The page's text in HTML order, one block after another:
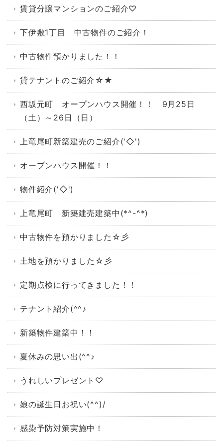
賃貸分譲マンションのご紹介♡
下伊敷1丁目 中古物件のご紹介！
中古物件預かりました！！
貸テナントのご紹介☆★
西坂元町 オープンハウス開催！！ 9月25日
（土）～26日（日）
上竜尾町新築建売のご紹介('◇')ゞ
オープンハウス開催！！
物件紹介('◇')ゞ
上竜尾町 新築建売建築中(*^-^*)
中古物件を預かりました☆彡
土地を預かりました☆彡
定期点検に行ってきました！！
テナント紹介(^^♪
新築物件建築中！！
夏休みの思い出(^^♪
うれしいプレゼント♡
娘の誕生日お祝い(^^)/
感染予防対策実施中！